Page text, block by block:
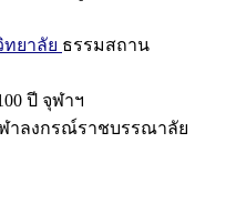
ยาลัย ธรรมสถาน
ปี จุฬาฯ
าลงกรณ์ราชบรรณาลัย